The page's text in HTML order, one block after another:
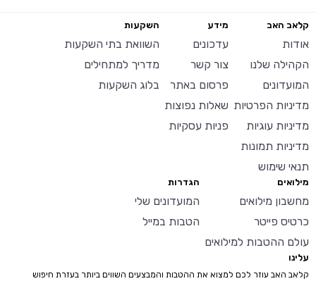
קלאב האב
אודות
הקהילה שלנו
המועדונים
מדיניות הפרטיות
מדיניות עוגיות
מדיניות תמונות
תנאי שימוש
מידע
עדכונים
צור קשר
פרסום באתר
שאלות נפוצות
פניות עסקיות
השקעות
השוואת בתי השקעות
מדריך למתחילים
בלוג השקעות
מילואים
מחשבון מילואים
כרטיס פייטר
עולם ההטבות למילואים
הגדרות
המועדונים שלי
הטבות במייל
עלינו
קלאב האב עוזר לכם למצוא את ההטבות והמבצעים השווים ביותר בעזרת חיפוש